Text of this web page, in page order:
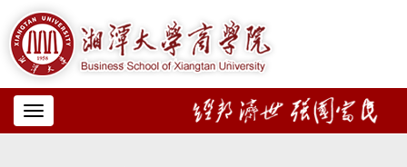
Toggle
navigation